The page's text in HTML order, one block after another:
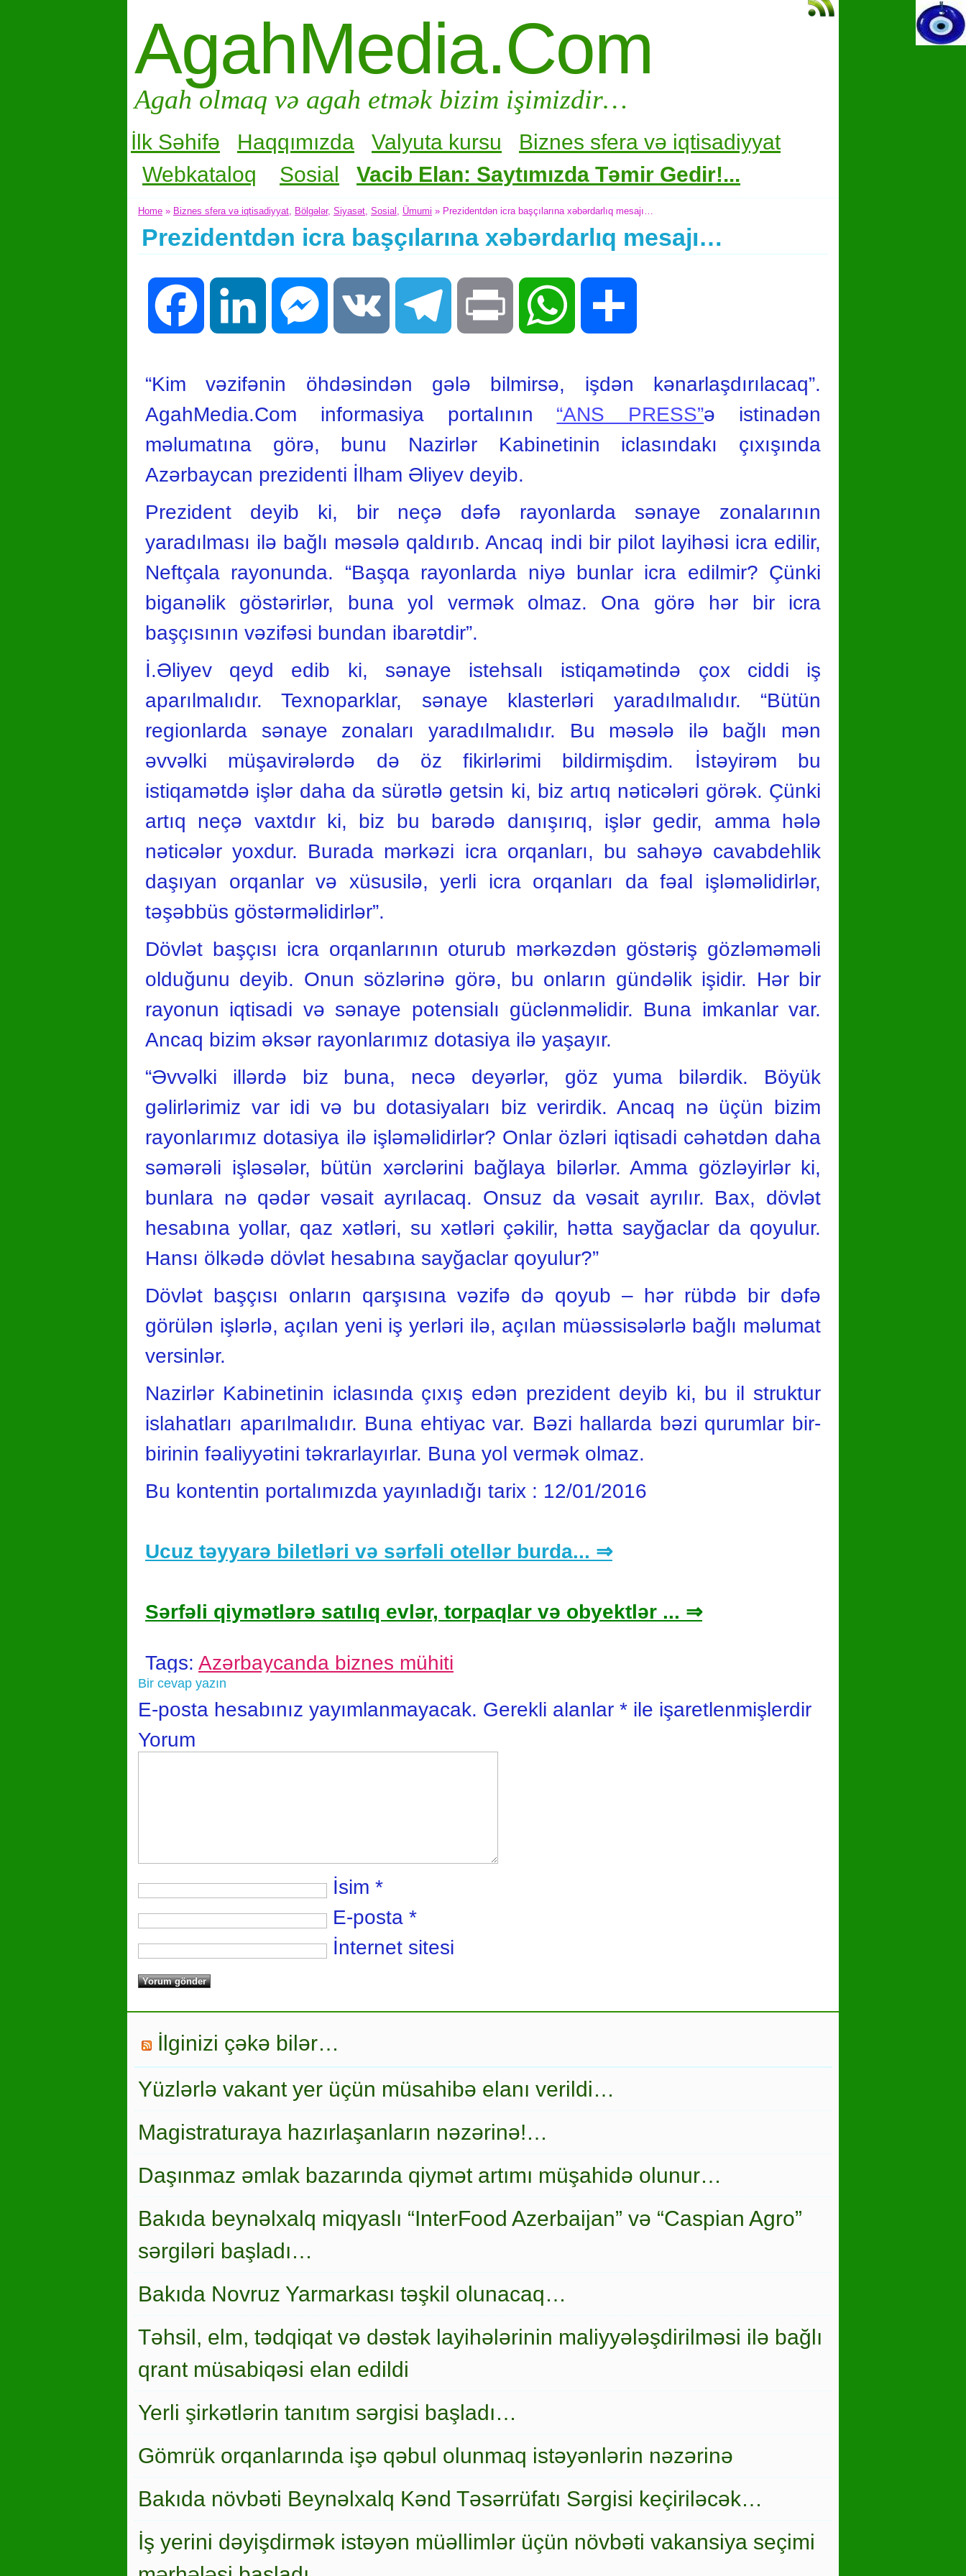
AgahMedia.Com
Agah olmaq və agah etmək bizim işimizdir…
İlk Səhifə Haqqımızda Valyuta kursu Biznes sfera və iqtisadiyyat
Webkataloq
Sosial Vacib Elan: Saytımızda Təmir Gedir!...
Home » Biznes sfera və iqtisadiyyat Bölgələr, Siyasət Sosial Ümumi » Prezidentdən icra başçılarına xəbərdarlıq mesajı…
Prezidentdən icra başçılarına xəbərdarlıq mesajı…
Facebook LinkedIn Messenger VK Print WhatsApp
“Kim vəzifənin öhdəsindən gələ bilmirsə, işdən kənarlaşdırılacaq”.
AgahMedia.Com informasiya portalının “ANS PRESS”ə istinadən
məlumatına görə, bunu Nazirlər Kabinetinin iclasındakı çıxışında
Azərbaycan prezidenti İlham Əliyev deyib.
Prezident deyib ki, bir neçə dəfə rayonlarda sənaye zonalarının
yaradılması ilə bağlı məsələ qaldırıb. Ancaq indi bir pilot layihəsi icra edilir,
Neftçala rayonunda. “Başqa rayonlarda niyə bunlar icra edilmir? Çünki
biganəlik göstərirlər, buna yol vermək olmaz. Ona görə hər bir icra
başçısının vəzifəsi bundan ibarətdir”.
İ.Əliyev qeyd edib ki, sənaye istehsalı istiqamətində çox ciddi iş
aparılmalıdır. Texnoparklar, sənaye klasterləri yaradılmalıdır. “Bütün
regionlarda sənaye zonaları yaradılmalıdır. Bu məsələ ilə bağlı mən
əvvəlki müşavirələrdə də öz fikirlərimi bildirmişdim. İstəyirəm bu
istiqamətdə işlər daha da sürətlə getsin ki, biz artıq nəticələri görək. Çünki
artıq neçə vaxtdır ki, biz bu barədə danışırıq, işlər gedir, amma hələ
nəticələr yoxdur. Burada mərkəzi icra orqanları, bu sahəyə cavabdehlik
daşıyan orqanlar və xüsusilə, yerli icra orqanları da fəal işləməlidirlər,
təşəbbüs göstərməlidirlər”.
Dövlət başçısı icra orqanlarının oturub mərkəzdən göstəriş gözləməməli
olduğunu deyib. Onun sözlərinə görə, bu onların gündəlik işidir. Hər bir
rayonun iqtisadi və sənaye potensialı güclənməlidir. Buna imkanlar var.
Ancaq bizim əksər rayonlarımız dotasiya ilə yaşayır.
“Əvvəlki illərdə biz buna, necə deyərlər, göz yuma bilərdik. Böyük
gəlirlərimiz var idi və bu dotasiyaları biz verirdik. Ancaq nə üçün bizim
rayonlarımız dotasiya ilə işləməlidirlər? Onlar özləri iqtisadi cəhətdən daha
səmərəli işləsələr, bütün xərclərini bağlaya bilərlər. Amma gözləyirlər ki,
bunlara nə qədər vəsait ayrılacaq. Onsuz da vəsait ayrılır. Bax, dövlət
hesabına yollar, qaz xətləri, su xətləri çəkilir, hətta sayğaclar da qoyulur.
Hansı ölkədə dövlət hesabına sayğaclar qoyulur?”
Dövlət başçısı onların qarşısına vəzifə də qoyub – hər rübdə bir dəfə
görülən işlərlə, açılan yeni iş yerləri ilə, açılan müəssisələrlə bağlı məlumat
versinlər.
Nazirlər Kabinetinin iclasında çıxış edən prezident deyib ki, bu il struktur
islahatları aparılmalıdır. Buna ehtiyac var. Bəzi hallarda bəzi qurumlar bir-
birinin fəaliyyətini təkrarlayırlar. Buna yol vermək olmaz.
Bu kontentin portalımızda yayınladığı tarix : 12/01/2016
Ucuz təyyarə biletləri və sərfəli otellər burda... ⇒
Sərfəli qiymətlərə satılıq evlər, torpaqlar və obyektlər ... ⇒
Tags: Azərbaycanda biznes mühiti
Bir cevap yazın
E-posta hesabınız yayımlanmayacak. Gerekli alanlar * ile işaretlenmişlerdir
Yorum
İsim *
E-posta *
İnternet sitesi
İlginizi çəkə bilər…
Yüzlərlə vakant yer üçün müsahibə elanı verildi…
Magistraturaya hazırlaşanların nəzərinə!…
Daşınmaz əmlak bazarında qiymət artımı müşahidə olunur…
Bakıda beynəlxalq miqyaslı “InterFood Azerbaijan” və “Caspian Agro”
sərgiləri başladı…
Bakıda Novruz Yarmarkası təşkil olunacaq…
Təhsil, elm, tədqiqat və dəstək layihələrinin maliyyələşdirilməsi ilə bağlı
qrant müsabiqəsi elan edildi
Yerli şirkətlərin tanıtım sərgisi başladı…
Gömrük orqanlarında işə qəbul olunmaq istəyənlərin nəzərinə
Bakıda növbəti Beynəlxalq Kənd Təsərrüfatı Sərgisi keçiriləcək…
İş yerini dəyişdirmək istəyən müəllimlər üçün növbəti vakansiya seçimi